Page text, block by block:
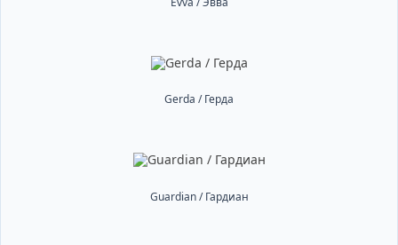
Gerda / Герда
Guardian / Гардиан